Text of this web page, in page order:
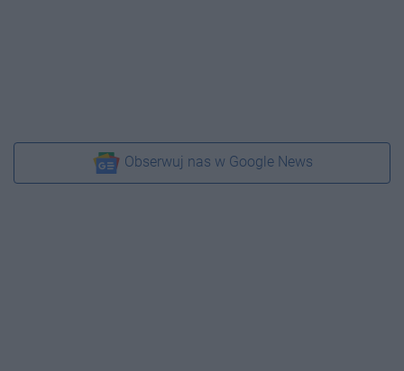
Obserwuj nas w Google News